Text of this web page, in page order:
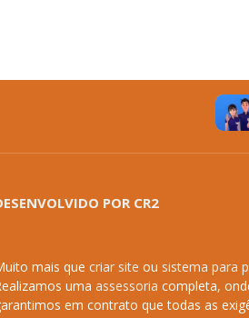
POR CR2
mais que criar site ou sistema para
uma assessoria completa,
em contrato que todas as